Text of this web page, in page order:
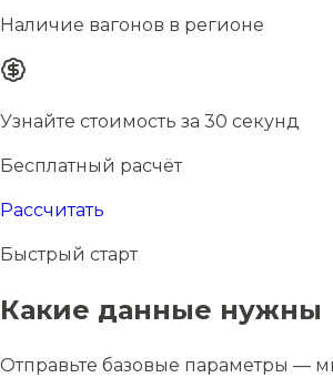
Наличие вагонов в регионе
Узнайте стоимость за 30 секунд
Бесплатный расчёт
Рассчитать
Быстрый старт
Какие данные нужны
Отправьте базовые параметры —